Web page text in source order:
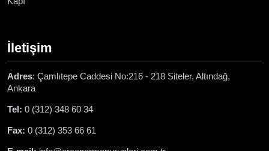
İletişim
Adres: Çamlıtepe Caddesi No:216 - 218 Siteler, Altındağ,
Ankara
Tel: 0 (312) 348 60 34
Fax: 0 (312) 353 66 61